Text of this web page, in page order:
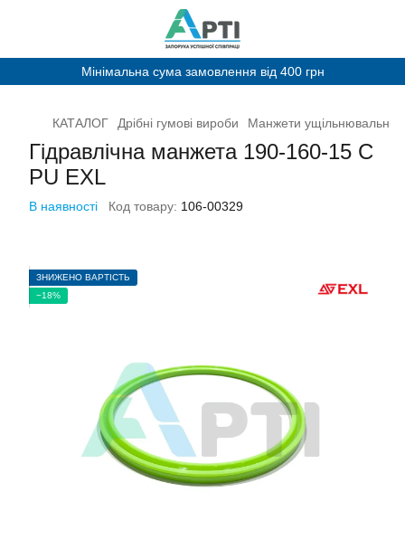
Мінімальна сума замовлення від 400 грн
КАТАЛОГ Дрібні гумові вироби Манжети ущільнювальні
Гідравлічна манжета 190-160-15 С
PU EXL
В наявності Код товару: 106-00329
ЗНИЖЕНО ВАРТІСТЬ
−18%